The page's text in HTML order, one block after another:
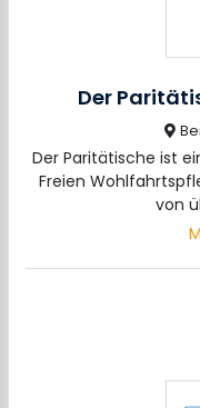
Der
Der Paritätische ist
Freien
von